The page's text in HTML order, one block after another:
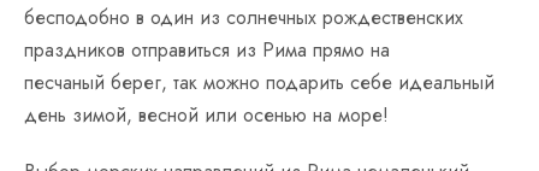
бесподобно в один из солнечных рождественских
праздников отправиться из Рима прямо на
песчаный берег, так можно подарить себе идеальный
день зимой, весной или осенью на море!